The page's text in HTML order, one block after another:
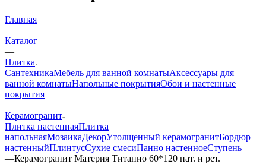
Главная
—
Каталог
—
Плитка
СантехникаМебель для ванной комнатыАксессуары для
ванной комнатыНапольные покрытияОбои и настенные
покрытия
—
Керамогранит
Плитка настеннаяПлитка
напольнаяМозаикаДекорУтолщенный керамогранитБордюр
настенныйПлинтусСухие смесиПанно настенноеСтупень
—Керамогранит Материя Титанио 60*120 пат. и рет.